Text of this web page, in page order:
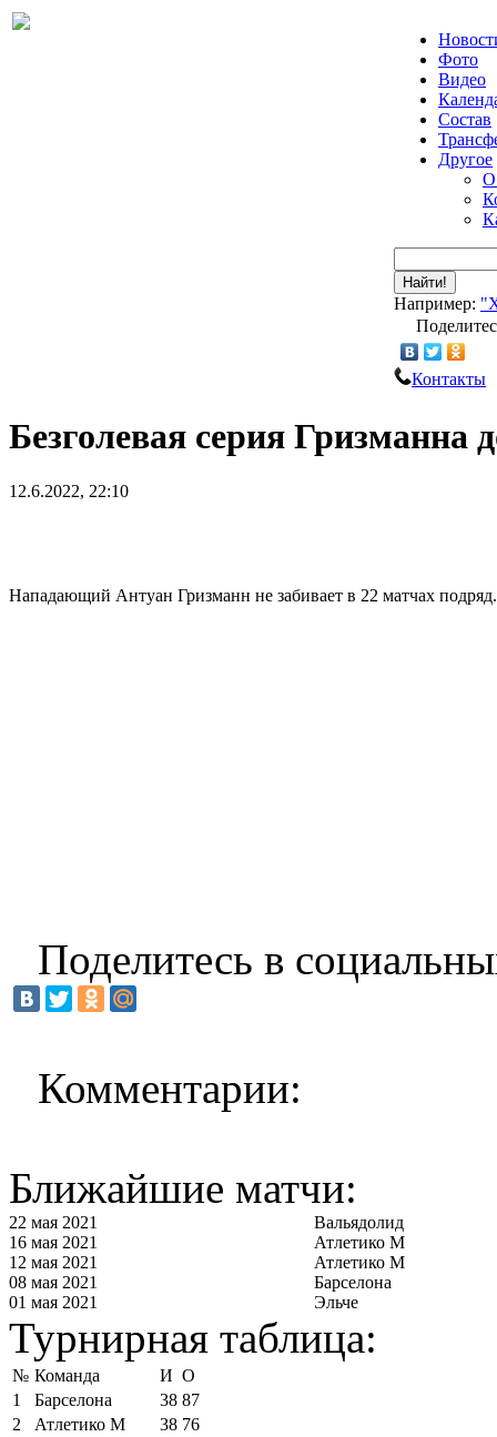
Фото
Видео
Состав
Другое
О
Найти!
Например:
Контакты
Безголевая серия Гризманна
12.6.2022, 22:10
Нападающий Антуан Гризманн не забивает в 22 матчах подряд.
Поделитесь в
Комментарии:
Ближайшие матчи:
22 мая 2021
Вальядолид
16 мая 2021
Атлетико М
12 мая 2021
Атлетико М
08 мая 2021
Барселона
01 мая 2021
Эльче
Турнирная таблица:
№ Команда И О
1
Барселона 38 87
2
Атлетико М 38 76